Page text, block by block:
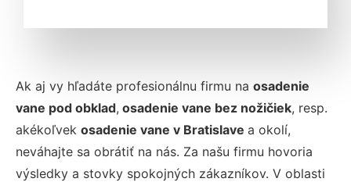
Ak aj vy hľadáte profesionálnu firmu na osadenie
vane pod obklad, osadenie vane bez nožičiek, resp.
akékoľvek osadenie vane v Bratislave a okolí,
neváhajte sa obrátiť na nás. Za našu firmu hovoria
výsledky a stovky spokojných zákazníkov. V oblasti